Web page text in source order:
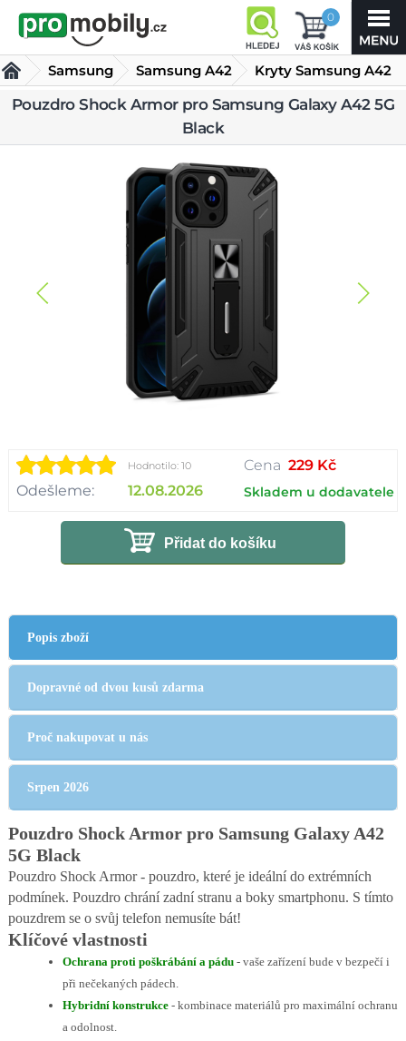
0
Samsung Samsung A42
Kryty Samsung A42
Pouzdro Shock
Samsung Galaxy A42 5G Black
Pouzdro Shock Armor pro Samsung Galaxy A42 5G
Black
Hodnotilo: 10
Odešleme: 12.08.2026
Cena 229 Kč
Skladem u dodavatele
Přidat do košíku
Popis zboží
Dopravné od dvou kusů zdarma
Proč nakupovat u nás
Srpen 2026
Pouzdro Shock Armor pro Samsung Galaxy A42
5G Black
Pouzdro Shock Armor - pouzdro, které je ideální do extrémních
podmínek. Pouzdro chrání zadní stranu a boky smartphonu. S tímto
pouzdrem se o svůj telefon nemusíte bát!
Klíčové vlastnosti
Ochrana proti poškrábání a pádu- vaše zařízení bude v bezpečí i
při nečekaných pádech.
Hybridní konstrukce- kombinace materiálů pro maximální ochranu
a odolnost.